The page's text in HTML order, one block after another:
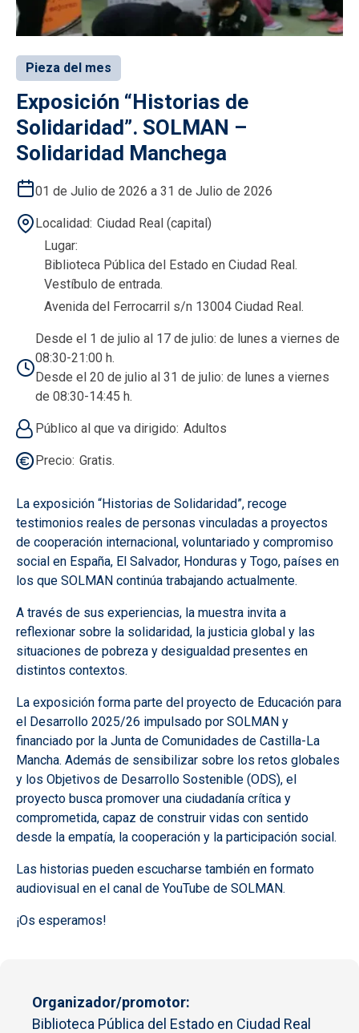
Pieza del mes
Exposición “Historias de
Solidaridad”. SOLMAN –
Solidaridad Manchega
01 de Julio de 2026 a 31 de Julio de 2026
Localidad Ciudad Real (capital)
Lugar
Biblioteca Pública del Estado en Ciudad Real.
Vestíbulo de entrada.
Avenida del Ferrocarril s/n 13004 Ciudad Real.
Desde el 1 de julio al 17 de julio: de lunes a viernes de
08:30-21:00 h.
Desde el 20 de julio al 31 de julio: de lunes a viernes
de 08:30-14:45 h.
Público al que va dirigido Adultos
Precio Gratis.
La exposición “Historias de Solidaridad”, recoge
testimonios reales de personas vinculadas a proyectos
de cooperación internacional, voluntariado y compromiso
social en España, El Salvador, Honduras y Togo, países en
los que SOLMAN continúa trabajando actualmente.
A través de sus experiencias, la muestra invita a
reflexionar sobre la solidaridad, la justicia global y las
situaciones de pobreza y desigualdad presentes en
distintos contextos.
La exposición forma parte del proyecto de Educación para
el Desarrollo 2025/26 impulsado por SOLMAN y
financiado por la Junta de Comunidades de Castilla-La
Mancha. Además de sensibilizar sobre los retos globales
y los Objetivos de Desarrollo Sostenible (ODS), el
proyecto busca promover una ciudadanía crítica y
comprometida, capaz de construir vidas con sentido
desde la empatía, la cooperación y la participación social.
Las historias pueden escucharse también en formato
audiovisual en el canal de YouTube de SOLMAN.
¡Os esperamos!
Organizador/promotor
Biblioteca Pública del Estado en Ciudad Real